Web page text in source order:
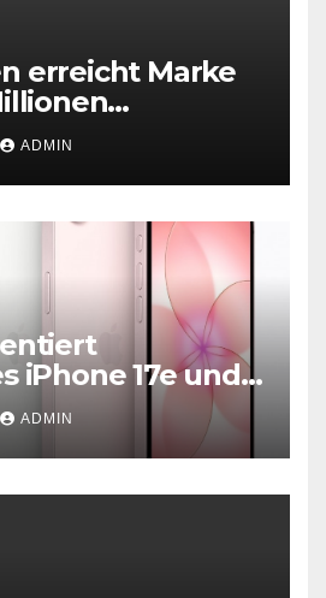
erreicht Marke
ADMIN
iPhone 17e und
mit M4-Chip
ADMIN